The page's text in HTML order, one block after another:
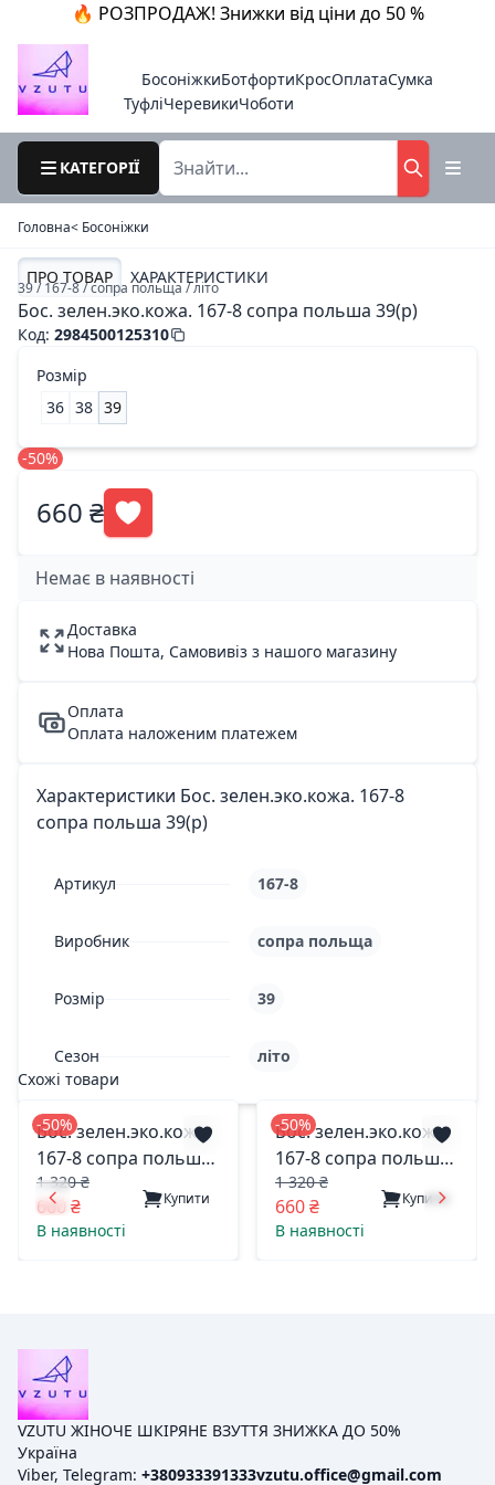
🔥 РОЗПРОДАЖ! Знижки від ціни до 50 %
БосоніжкиБотфортиКросОплатаСумка
ТуфліЧеревикиЧоботи
КАТЕГОРІЇ
Головна< Босоніжки
ПРО ТОВАР ХАРАКТЕРИСТИКИ
39 / 167-8 / сопра польща / літо
Бос. зелен.эко.кожа. 167-8 сопра польша 39(р)
Код: 2984500125310
Розмір
36 38 39
-50%
660 ₴
Немає в наявності
Доставка
Нова Пошта, Самовивіз з нашого магазину
Оплата
Оплата наложеним платежем
Характеристики Бос. зелен.эко.кожа. 167-8
сопра польша 39(р)
Артикул 167-8
Виробник сопра польща
Розмір 39
Сезон
літо
Схожі товари
-50%
Бос. зелен.эко.кожа.
167-8 сопра польша
38(р)
1 320 ₴
660 ₴ Купити
В наявності
-50%
Бос. зелен.эко.кожа.
167-8 сопра польша
36(р)
1 320 ₴
660 ₴ Купити
В наявності
VZUTU ЖІНОЧЕ ШКІРЯНЕ ВЗУТТЯ ЗНИЖКА ДО 50%
Україна
Viber, Telegram: +380933391333vzutu.office@gmail.com